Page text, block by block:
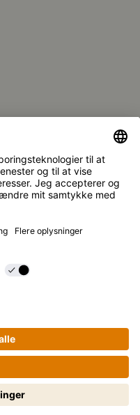
2023 – 2026
Germany
(Amtsgericht